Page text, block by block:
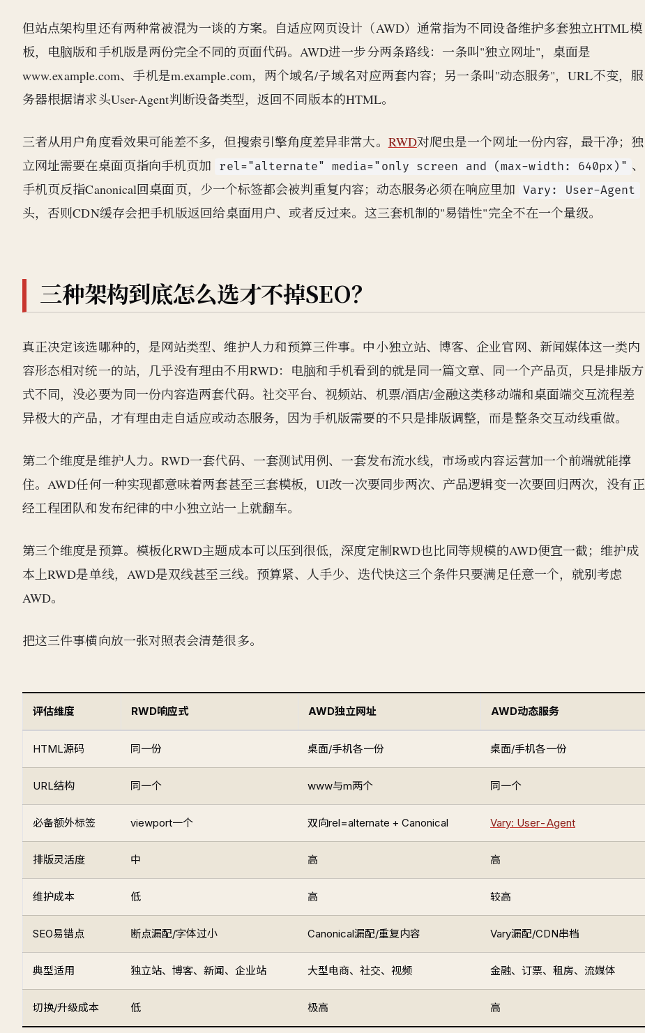
但站点架构里还有两种常被混为一谈的方案。自适应网页设计（AWD）通常指为不同设备维护多套独立HTML模
板，电脑版和手机版是两份完全不同的页面代码。AWD进一步分两条路线：一条叫"独立网址"，桌面是
www.example.com、手机是m.example.com，两个域名/子域名对应两套内容；另一条叫"动态服务"，URL不变，服
务器根据请求头User-Agent判断设备类型，返回不同版本的HTML。
三者从用户角度看效果可能差不多，但搜索引擎角度差异非常大。 RWD对爬虫是一个网址一份内容，最干净；独
立网址需要在桌面页指向手机页加
rel="alternate" media="only screen and (max-width: 640px)" 、
手机页反指Canonical回桌面页，少一个标签都会被判重复内容；动态服务必须在响应里加
Vary: User-Agent
头，否则CDN缓存会把手机版返回给桌面用户、或者反过来。这三套机制的"易错性"完全不在一个量级。
三种架构到底怎么选才不掉SEO？
真正决定该选哪种的，是网站类型、维护人力和预算三件事。中小独立站、博客、企业官网、新闻媒体这一类内
容形态相对统一的站，几乎没有理由不用RWD：电脑和手机看到的就是同一篇文章、同一个产品页，只是排版方
式不同，没必要为同一份内容造两套代码。社交平台、视频站、机票/酒店/金融这类移动端和桌面端交互流程差
异极大的产品，才有理由走自适应或动态服务，因为手机版需要的不只是排版调整，而是整条交互动线重做。
第二个维度是维护人力。RWD一套代码、一套测试用例、一套发布流水线，市场或内容运营加一个前端就能撑
住。AWD任何一种实现都意味着两套甚至三套模板，UI改一次要同步两次、产品逻辑变一次要回归两次，没有正
经工程团队和发布纪律的中小独立站一上就翻车。
第三个维度是预算。模板化RWD主题成本可以压到很低，深度定制RWD也比同等规模的AWD便宜一截；维护成
本上RWD是单线，AWD是双线甚至三线。预算紧、人手少、迭代快这三个条件只要满足任意一个，就别考虑
AWD。
把这三件事横向放一张对照表会清楚很多。
评估维度 RWD响应式 AWD独立网址 AWD动态服务
HTML源码 同一份 桌面/手机各一份 桌面/手机各一份
URL结构 同一个 www与m两个 同一个
必备额外标签 viewport一个 双向rel=alternate + Canonical Vary: User-Agent
排版灵活度 中 高 高
维护成本 低 高 较高
SEO易错点 断点漏配/字体过小 Canonical漏配/重复内容 Vary漏配/CDN串档
典型适用 独立站、博客、新闻、企业站 大型电商、社交、视频 金融、订票、租房、流媒体
切换/升级成本 低 极高 高